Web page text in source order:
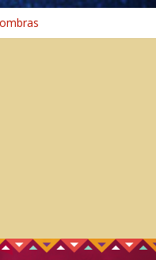
Jornada do Espírito Ancestral